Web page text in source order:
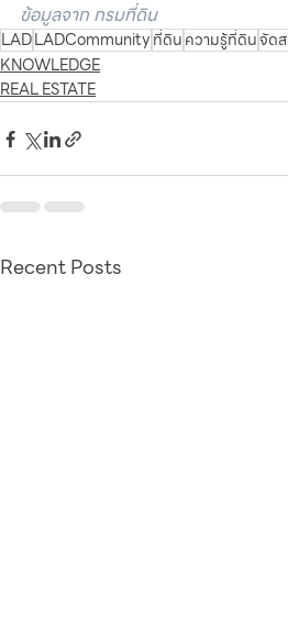
ข้อมูลจาก กรมที่ดิน
LADLADCommunityที่ดินความรู้ที่ดินจัด
KNOWLEDGE
REAL ESTATE
Recent Posts